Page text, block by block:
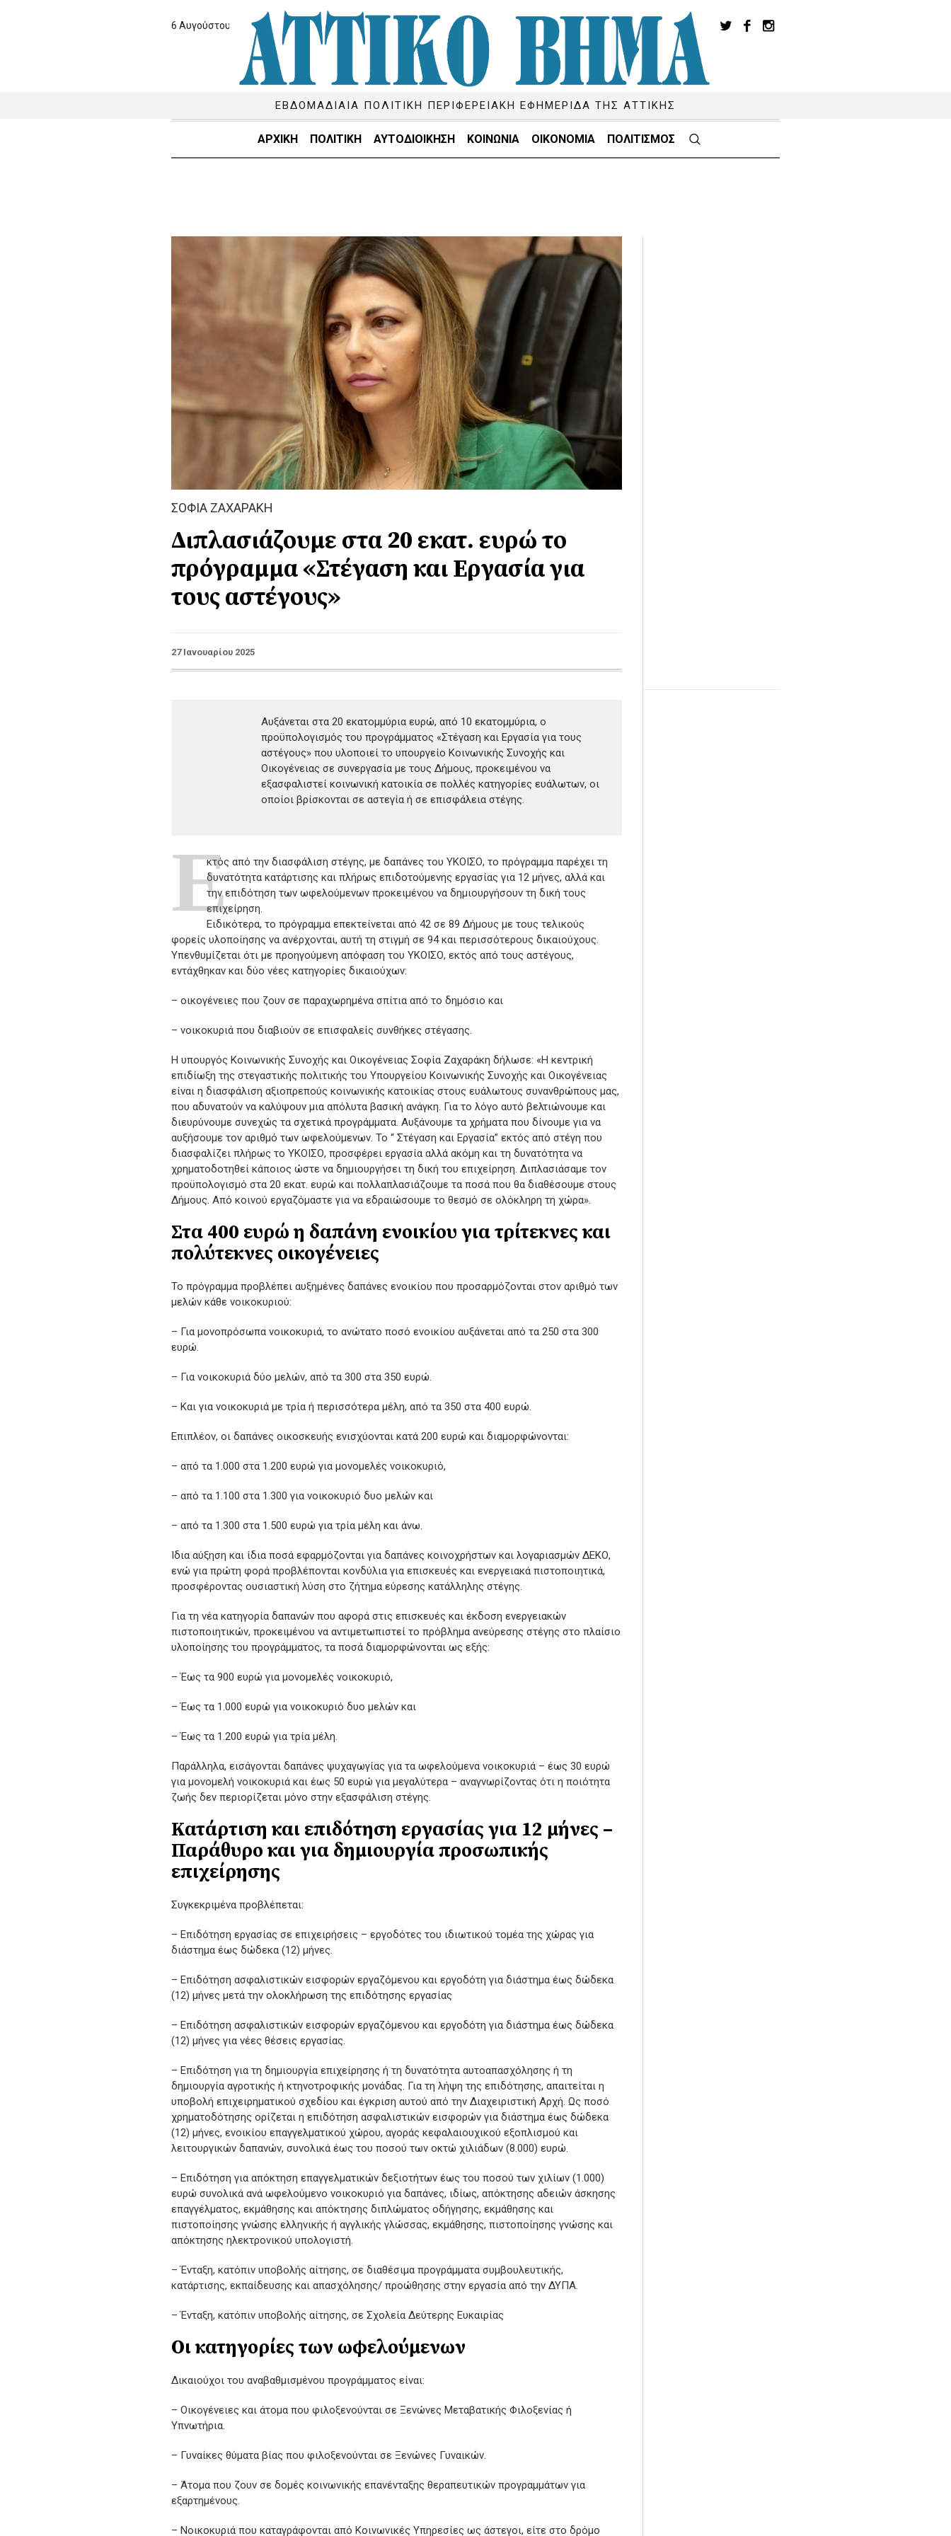
6 Αυγούστου 2026
ΕΒΔΟΜΑΔΙΑΙΑ ΠΟΛΙΤΙΚΗ ΠΕΡΙΦΕΡΕΙΑΚΗ ΕΦΗΜΕΡΙΔΑ ΤΗΣ ΑΤΤΙΚΗΣ
ΑΡΧΙΚΗ ΠΟΛΙΤΙΚΗ ΑΥΤΟΔΙΟΙΚΗΣΗ ΚΟΙΝΩΝΙΑ ΟΙΚΟΝΟΜΙΑ ΠΟΛΙΤΙΣΜΟΣ
ΣΟΦΙΑ ΖΑΧΑΡΑΚΗ
Διπλασιάζουμε στα 20 εκατ. ευρώ το
πρόγραμμα «Στέγαση και Εργασία για
τους αστέγους»
27 Ιανουαρίου 2025
Αυξάνεται στα 20 εκατομμύρια ευρώ, από 10 εκατομμύρια, ο
προϋπολογισμός του προγράμματος «Στέγαση και Εργασία για τους
αστέγους» που υλοποιεί το υπουργείο Κοινωνικής Συνοχής και
Οικογένειας σε συνεργασία με τους Δήμους, προκειμένου να
εξασφαλιστεί κοινωνική κατοικία σε πολλές κατηγορίες ευάλωτων, οι
οποίοι βρίσκονται σε αστεγία ή σε επισφάλεια στέγης.
Εκτός από την διασφάλιση στέγης, με δαπάνες του ΥΚΟΙΣΟ, το πρόγραμμα παρέχει τη
δυνατότητα κατάρτισης και πλήρως επιδοτούμενης εργασίας για 12 μήνες, αλλά και
την επιδότηση των ωφελούμενων προκειμένου να δημιουργήσουν τη δική τους
επιχείρηση.
Ειδικότερα, το πρόγραμμα επεκτείνεται από 42 σε 89 Δήμους με τους τελικούς
φορείς υλοποίησης να ανέρχονται, αυτή τη στιγμή σε 94 και περισσότερους δικαιούχους.
Υπενθυμίζεται ότι με προηγούμενη απόφαση του ΥΚΟΙΣΟ, εκτός από τους αστέγους,
εντάχθηκαν και δύο νέες κατηγορίες δικαιούχων:
– οικογένειες που ζουν σε παραχωρημένα σπίτια από το δημόσιο και
– νοικοκυριά που διαβιούν σε επισφαλείς συνθήκες στέγασης.
Η υπουργός Κοινωνικής Συνοχής και Οικογένειας Σοφία Ζαχαράκη δήλωσε: «Η κεντρική
επιδίωξη της στεγαστικής πολιτικής του Υπουργείου Κοινωνικής Συνοχής και Οικογένειας
είναι η διασφάλιση αξιοπρεπούς κοινωνικής κατοικίας στους ευάλωτους συνανθρώπους μας,
που αδυνατούν να καλύψουν μια απόλυτα βασική ανάγκη. Για το λόγο αυτό βελτιώνουμε και
διευρύνουμε συνεχώς τα σχετικά προγράμματα. Αυξάνουμε τα χρήματα που δίνουμε για να
αυξήσουμε τον αριθμό των ωφελούμενων. Το “ Στέγαση και Εργασία” εκτός από στέγη που
διασφαλίζει πλήρως το ΥΚΟΙΣΟ, προσφέρει εργασία αλλά ακόμη και τη δυνατότητα να
χρηματοδοτηθεί κάποιος ώστε να δημιουργήσει τη δική του επιχείρηση. Διπλασιάσαμε τον
προϋπολογισμό στα 20 εκατ. ευρώ και πολλαπλασιάζουμε τα ποσά που θα διαθέσουμε στους
Δήμους. Από κοινού εργαζόμαστε για να εδραιώσουμε το θεσμό σε ολόκληρη τη χώρα».
Στα 400 ευρώ η δαπάνη ενοικίου για τρίτεκνες και
πολύτεκνες οικογένειες
Το πρόγραμμα προβλέπει αυξημένες δαπάνες ενοικίου που προσαρμόζονται στον αριθμό των
μελών κάθε νοικοκυριού:
– Για μονοπρόσωπα νοικοκυριά, το ανώτατο ποσό ενοικίου αυξάνεται από τα 250 στα 300
ευρώ.
– Για νοικοκυριά δύο μελών, από τα 300 στα 350 ευρώ.
– Και για νοικοκυριά με τρία ή περισσότερα μέλη, από τα 350 στα 400 ευρώ.
Επιπλέον, οι δαπάνες οικοσκευής ενισχύονται κατά 200 ευρώ και διαμορφώνονται:
– από τα 1.000 στα 1.200 ευρώ για μονομελές νοικοκυριό,
– από τα 1.100 στα 1.300 για νοικοκυριό δυο μελών και
– από τα 1.300 στα 1.500 ευρώ για τρία μέλη και άνω.
Ίδια αύξηση και ίδια ποσά εφαρμόζονται για δαπάνες κοινοχρήστων και λογαριασμών ΔΕΚΟ,
ενώ για πρώτη φορά προβλέπονται κονδύλια για επισκευές και ενεργειακά πιστοποιητικά,
προσφέροντας ουσιαστική λύση στο ζήτημα εύρεσης κατάλληλης στέγης.
Για τη νέα κατηγορία δαπανών που αφορά στις επισκευές και έκδοση ενεργειακών
πιστοποιητικών, προκειμένου να αντιμετωπιστεί το πρόβλημα ανεύρεσης στέγης στο πλαίσιο
υλοποίησης του προγράμματος, τα ποσά διαμορφώνονται ως εξής:
– Έως τα 900 ευρώ για μονομελές νοικοκυριό,
– Έως τα 1.000 ευρώ για νοικοκυριό δυο μελών και
– Έως τα 1.200 ευρώ για τρία μέλη.
Παράλληλα, εισάγονται δαπάνες ψυχαγωγίας για τα ωφελούμενα νοικοκυριά – έως 30 ευρώ
για μονομελή νοικοκυριά και έως 50 ευρώ για μεγαλύτερα – αναγνωρίζοντας ότι η ποιότητα
ζωής δεν περιορίζεται μόνο στην εξασφάλιση στέγης.
Κατάρτιση και επιδότηση εργασίας για 12 μήνες –
Παράθυρο και για δημιουργία προσωπικής
επιχείρησης
Συγκεκριμένα προβλέπεται:
– Επιδότηση εργασίας σε επιχειρήσεις – εργοδότες του ιδιωτικού τομέα της χώρας για
διάστημα έως δώδεκα (12) μήνες.
– Επιδότηση ασφαλιστικών εισφορών εργαζόμενου και εργοδότη για διάστημα έως δώδεκα
(12) μήνες μετά την ολοκλήρωση της επιδότησης εργασίας
– Επιδότηση ασφαλιστικών εισφορών εργαζόμενου και εργοδότη για διάστημα έως δώδεκα
(12) μήνες για νέες θέσεις εργασίας.
– Επιδότηση για τη δημιουργία επιχείρησης ή τη δυνατότητα αυτοαπασχόλησης ή τη
δημιουργία αγροτικής ή κτηνοτροφικής μονάδας. Για τη λήψη της επιδότησης, απαιτείται η
υποβολή επιχειρηματικού σχεδίου και έγκριση αυτού από την Διαχειριστική Αρχή. Ως ποσό
χρηματοδότησης ορίζεται η επιδότηση ασφαλιστικών εισφορών για διάστημα έως δώδεκα
(12) μήνες, ενοικίου επαγγελματικού χώρου, αγοράς κεφαλαιουχικού εξοπλισμού και
λειτουργικών δαπανών, συνολικά έως του ποσού των οκτώ χιλιάδων (8.000) ευρώ.
– Επιδότηση για απόκτηση επαγγελματικών δεξιοτήτων έως του ποσού των χιλίων (1.000)
ευρώ συνολικά ανά ωφελούμενο νοικοκυριό για δαπάνες, ιδίως, απόκτησης αδειών άσκησης
επαγγέλματος, εκμάθησης και απόκτησης διπλώματος οδήγησης, εκμάθησης και
πιστοποίησης γνώσης ελληνικής ή αγγλικής γλώσσας, εκμάθησης, πιστοποίησης γνώσης και
απόκτησης ηλεκτρονικού υπολογιστή.
– Ένταξη, κατόπιν υποβολής αίτησης, σε διαθέσιμα προγράμματα συμβουλευτικής,
κατάρτισης, εκπαίδευσης και απασχόλησης/ προώθησης στην εργασία από την ΔΥΠΑ.
– Ένταξη, κατόπιν υποβολής αίτησης, σε Σχολεία Δεύτερης Ευκαιρίας
Οι κατηγορίες των ωφελούμενων
Δικαιούχοι του αναβαθμισμένου προγράμματος είναι:
– Οικογένειες και άτομα που φιλοξενούνται σε Ξενώνες Μεταβατικής Φιλοξενίας ή
Υπνωτήρια.
– Γυναίκες θύματα βίας που φιλοξενούνται σε Ξενώνες Γυναικών.
– Άτομα που ζουν σε δομές κοινωνικής επανένταξης θεραπευτικών προγραμμάτων για
εξαρτημένους.
– Νοικοκυριά που καταγράφονται από Κοινωνικές Υπηρεσίες ως άστεγοι, είτε στο δρόμο